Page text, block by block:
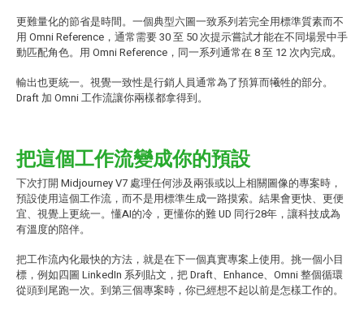
更難量化的節省是時間。一個典型六圖一致系列若完全用標準質素而不
用 Omni Reference，通常需要 30 至 50 次提示嘗試才能在不同場景中手
動匹配角色。用 Omni Reference，同一系列通常在 8 至 12 次內完成。
輸出也更統一。視覺一致性是行銷人員通常為了預算而犧牲的部分。
Draft 加 Omni 工作流讓你兩樣都拿得到。
把這個工作流變成你的預設
下次打開 Midjourney V7 處理任何涉及兩張或以上相關圖像的專案時，
預設使用這個工作流，而不是用標準生成一路摸索。結果會更快、更便
宜、視覺上更統一。懂AI的冷，更懂你的難 UD 同行28年，讓科技成為
有溫度的陪伴。
把工作流內化最快的方法，就是在下一個真實專案上使用。挑一個小目
標，例如四圖 LinkedIn 系列貼文，把 Draft、Enhance、Omni 整個循環
從頭到尾跑一次。到第三個專案時，你已經想不起以前是怎樣工作的。